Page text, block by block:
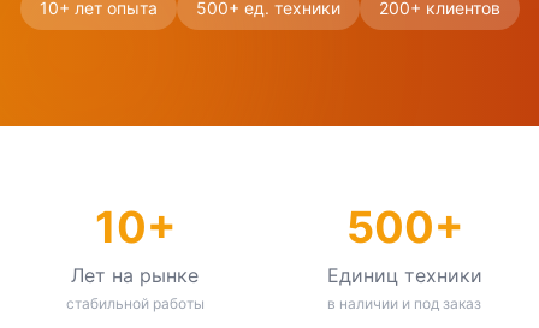
10+ лет опыта 500+ ед. техники 200+ клиентов
10+
Лет на рынке
стабильной работы
500+
Единиц техники
в наличии и под заказ